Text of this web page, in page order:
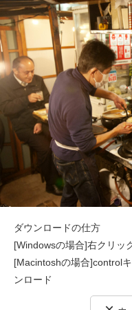
ダウンロードの仕方
[Windowsの場合]右クリ
[Macintoshの場合]control
ンロード